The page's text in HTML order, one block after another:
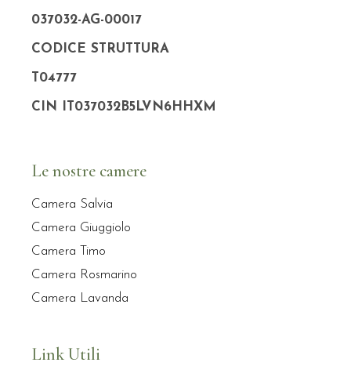
037032-AG-00017
CODICE STRUTTURA
T04777
CIN IT037032B5LVN6HHXM
Le nostre camere
Camera Salvia
Camera Giuggiolo
Camera Timo
Camera Rosmarino
Camera Lavanda
Link Utili